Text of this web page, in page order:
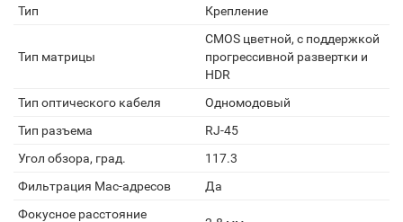
Тип
Крепление
Тип матрицы
CMOS цветной, с поддержкой
прогрессивной развертки и
HDR
Тип оптического кабеля
Одномодовый
Тип разъема
RJ-45
Угол обзора, град.
117.3
Фильтрация Mac-адресов
Да
Фокусное расстояние